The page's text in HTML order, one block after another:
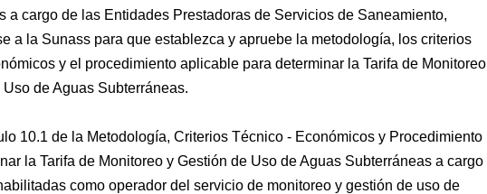
a cargo de las Entidades Prestadoras de Servicios de Saneamiento,
a la Sunass para que establezca y apruebe la metodología, los criterios
y el procedimiento aplicable para determinar la Tarifa de Monitoreo
de Aguas Subterráneas.
10.1 de la Metodología, Criterios Técnico - Económicos y Procedimiento
la Tarifa de Monitoreo y Gestión de Uso de Aguas Subterráneas a cargo
como operador del servicio de monitoreo y gestión de uso de